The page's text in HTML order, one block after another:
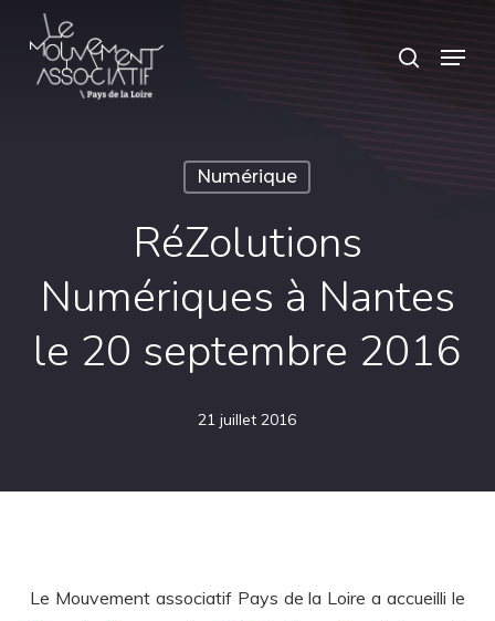
search
Menu
Numérique
RéZolutions
Numériques à Nantes
le 20 septembre 2016
21 juillet 2016
Le Mouvement associatif Pays de la Loire a accueilli le
Panneau de gestion des cookies